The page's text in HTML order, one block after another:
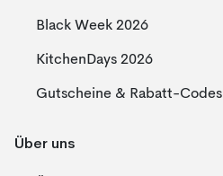
Black Week 2026
KitchenDays 2026
Gutscheine & Rabatt-Codes
Über uns